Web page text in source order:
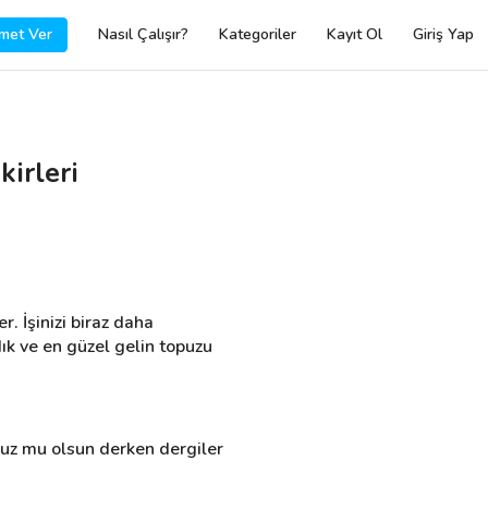
Ver Nasıl Çalışır? Kategoriler Kayıt Ol Giriş Yap
İşinizi biraz daha
ve en güzel gelin topuzu
mu olsun derken dergiler